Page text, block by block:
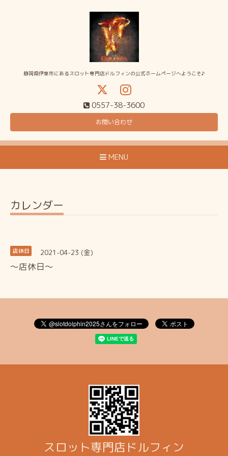
静岡県伊東市にあるスロット専門店ドルフィンの公式ホームページへようこそ♪
0557-38-3600
お問い合わせ
MENU
カレンダー
店休日 2021-04-23 (金)
～店休日～
スロット専門店ドルフィン